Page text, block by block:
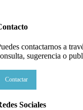
contactarnos a
sugerencia o
Contactar
Sociales